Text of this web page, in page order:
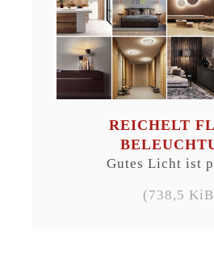
REICHELT
Gutes Licht ist
(738,5